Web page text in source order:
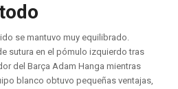
se mantuvo muy equilibrado.
sutura en el pómulo izquierdo tras
del Barça Adam Hanga mientras
blanco obtuvo pequeñas ventajas,